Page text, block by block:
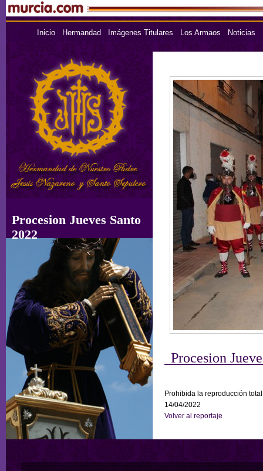
Inicio Hermandad Imágenes Titulares Los Armaos Noticias
Procesion Jueves Santo
2022
Procesion
Prohibida la reproducción
14/04/2022
Volver al reportaje